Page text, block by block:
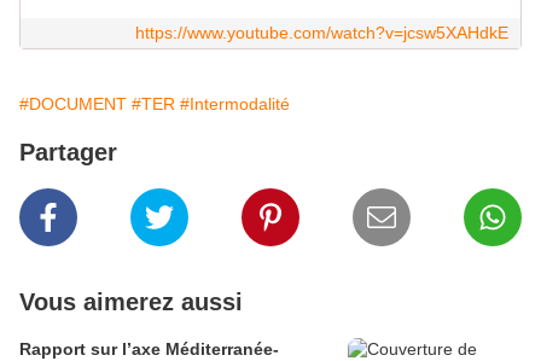
https://www.youtube.com/watch?v=jcsw5XAHdkE
#DOCUMENT #TER #Intermodalité
Partager
Vous aimerez aussi
Rapport sur l’axe Méditerranée-